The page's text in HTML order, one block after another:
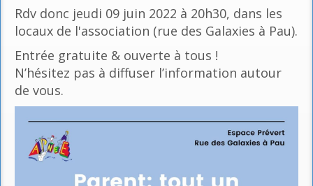
Rdv donc jeudi 09 juin 2022 à 20h30, dans les
locaux de l'association (rue des Galaxies à Pau).
Entrée gratuite & ouverte à tous !
N’hésitez pas à diffuser l’information autour
de vous.